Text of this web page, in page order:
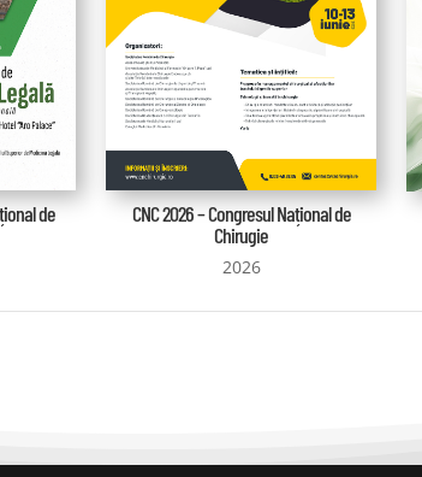
de
CNC 2026 – Congresul Național de
Chirugie
2026